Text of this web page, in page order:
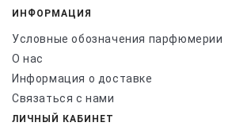
ИНФОРМАЦИЯ
Условные обозначения парфюмерии
О нас
Информация о доставке
Связаться с нами
ЛИЧНЫЙ КАБИНЕТ